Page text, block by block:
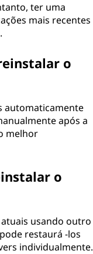
ter uma
mais recentes
o
automaticamente
após a
melhor
o
usando outro
restaurá -los
individualmente.